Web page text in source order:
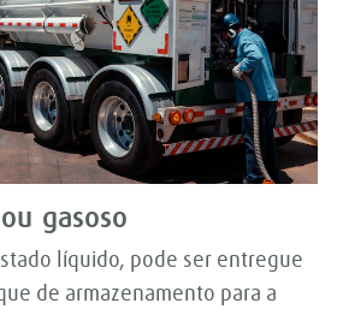
gasoso
líquido, pode ser entregue
de armazenamento para a